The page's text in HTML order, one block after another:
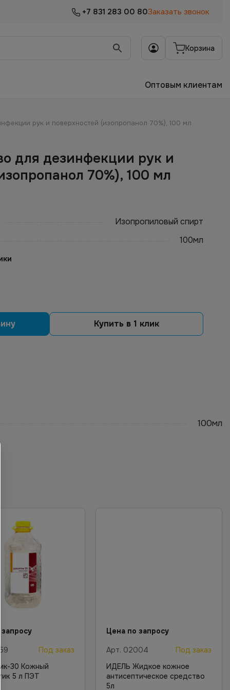
+7 831 283 00 80Заказать звонок
Корзина
Оптовым клиентам
рук и поверхностей (изопропанол 70%), 100 мл
для дезинфекции рук и
70%), 100 мл
Изопропиловый спирт
100мл
Купить в 1 клик
100мл
запросу
Под заказ
30 Кожный
5 л ПЭТ
Цена по запросу
Арт. 02004
Под заказ
ИДЕЛЬ Жидкое кожное
антисептическое средство
5л